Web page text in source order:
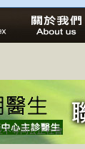
等同公正社會
法化-推動多元化教育